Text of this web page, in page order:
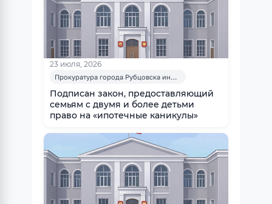
23 июля, 2026
Прокуратура города Рубцовска информирует
Подписан закон, предоставляющий
семьям с двумя и более детьми
право на «ипотечные каникулы»